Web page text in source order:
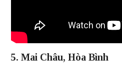
5. Mai Châu, Hòa Bình